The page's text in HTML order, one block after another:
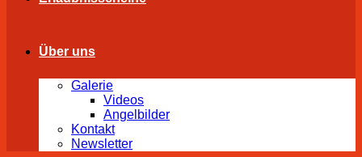
Über uns
Galerie
Videos
Angelbilder
Kontakt
Newsletter